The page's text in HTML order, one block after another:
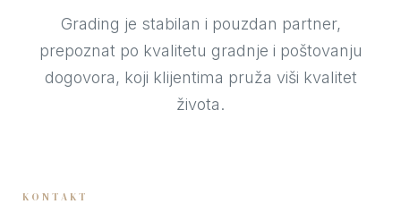
Grading je stabilan i pouzdan partner,
prepoznat po kvalitetu gradnje i poštovanju
dogovora, koji klijentima pruža viši kvalitet
života.
KONTAKT